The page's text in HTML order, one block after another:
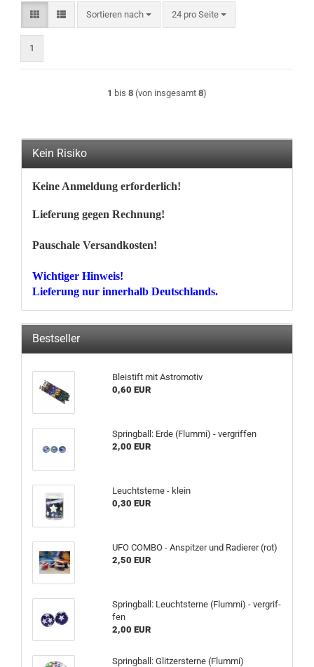
Sortieren nach
Sortieren nach 24 pro Seite
pro Seite
1
1 bis 8 (von insgesamt 8)
Kein Risiko
Keine Anmeldung erforderlich!
Lieferung gegen Rechnung!
Pauschale Versandkosten!
Wichtiger Hinweis!
Lieferung nur innerhalb Deutschlands.
Bestseller
Blei­stift mit As­tromo­tiv
0,60 EUR
Spring­ball: Erde (Flum­mi) - ver­grif­fen
2,00 EUR
Leucht­ster­ne - klein
0,30 EUR
UFO COMBO - An­spit­zer und Ra­die­rer (rot)
2,50 EUR
Spring­ball: Leucht­ster­ne (Flum­mi) - ver­grif­
fen
2,00 EUR
Spring­ball: Glit­zer­ster­ne (Flum­mi)